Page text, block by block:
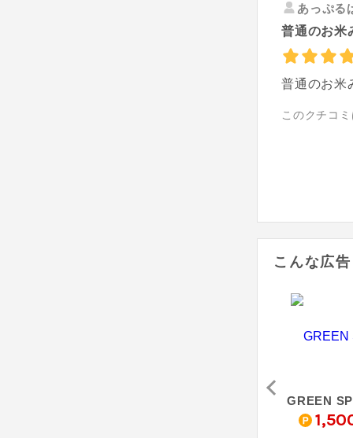
あっぷる
普通のお米
普通のお米
このクチコ
こんな広